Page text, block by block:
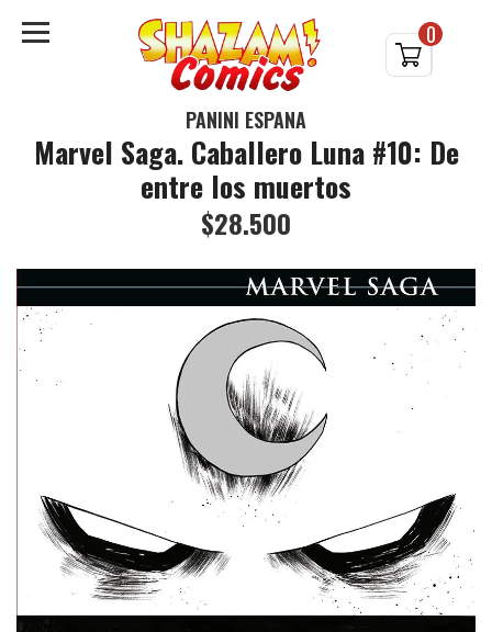
0
PANINI ESPAÑA
Marvel Saga. Caballero Luna #10: De
entre los muertos
$28.500